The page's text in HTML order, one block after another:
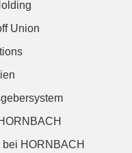
Union
HORNBACH